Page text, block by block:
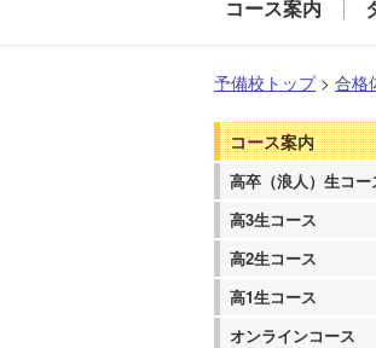
コース案内
予備校トップ > 合格
コース案内
高卒（浪人）生コー
高3生コース
高2生コース
高1生コース
オンラインコース